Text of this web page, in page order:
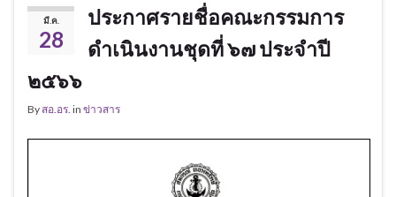
มี.ค.
28
ประกาศรายชื่อคณะกรรมการ
ดำเนินงานชุดที่ ๖๗ ประจำปี
๒๕๖๖
By สอ.อร. in ข่าวสาร